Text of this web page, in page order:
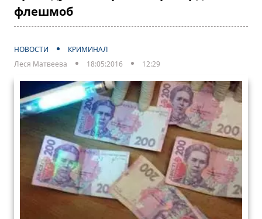
флешмоб
НОВОСТИ
КРИМИНАЛ
Леся Матвеева
18:05:2016 12:29